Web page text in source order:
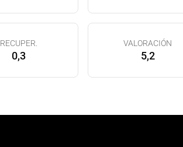
RECUPER.
0,3
VALORACIÓN
5,2